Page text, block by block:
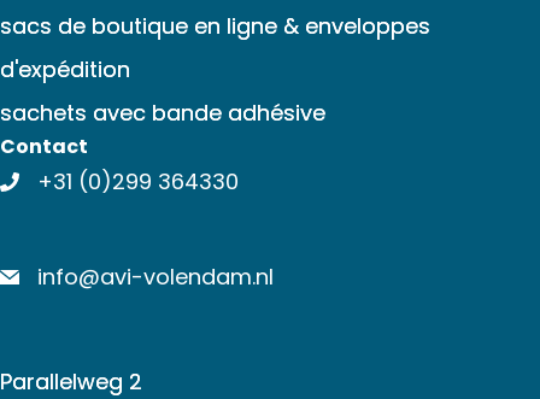
sacs de boutique en ligne & enveloppes
d'expédition
sachets avec bande adhésive
Contact
+31 (0)299 364330
info@avi-volendam.nl
Parallelweg 2